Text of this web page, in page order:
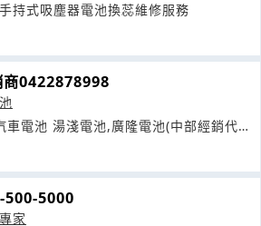
持式吸塵器電池換蕊維修服務
商0422878998
電池 湯淺電池,廣隆電池(中部經銷代
500-5000
家